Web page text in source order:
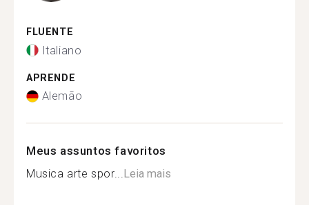
FLUENTE
Italiano
APRENDE
Alemão
Meus assuntos favoritos
Musica arte spor...Leia mais